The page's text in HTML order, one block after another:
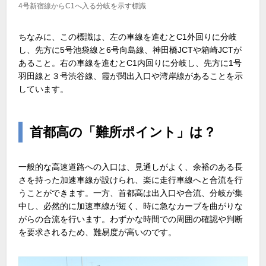
4号新宿線からC1へ入る分岐を示す標識
ちなみに、この標識は、左の車線を進むとC1外回りに分岐
し、先方に5号池袋線と6号向島線、神田橋JCTや箱崎JCTが
あること。右の車線を進むとC1内回りに分岐し、先方に1号
羽田線と３号渋谷線、霞が関出入口や湾岸線があることを示
しています。
首都高の「難所ポイント」は？
一般的な高速道路への入口は、見通しがよく、余裕のある長
さを持った加速車線が設けられ、楽に走行車線へと合流を行
うことができます。一方、首都高は出入口や合流、分岐が集
中し、必然的に加速車線が短く、時に急なカーブを曲がりな
がらの合流を行います。わずかな時間での周囲の確認や判断
を要求されるため、難易度が高いのです。